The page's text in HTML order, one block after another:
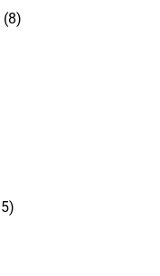
(8)